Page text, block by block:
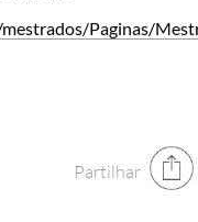
Paginas/
Partilhar